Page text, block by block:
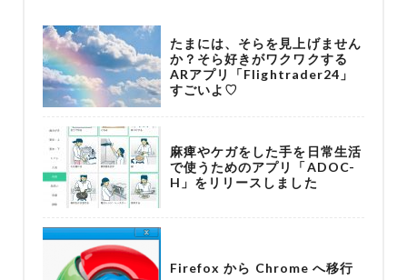
たまには、そらを見上げません
か？そら好きがワクワクする
ARアプリ「Flightrader24」
すごいよ♡
麻痺やケガをした手を日常生活
で使うためのアプリ「ADOC-
H」をリリースしました
Firefox から Chrome へ移行